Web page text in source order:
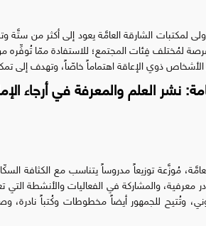
لمكتبات الشارقة العامَّة يعود إلى أكثر من
لمُختلف فِئات المجتمع؛ للاستفادة ممّا
الأشخاص ذوي الإعاقة اهتماماً خاصّاً، وتهدف إلى
نشر العلم والمعرفة في أرجاء
مُوزَّعة توزيعاً مدروساً يتناسب مع الكثافة
والمشاركة في الفعاليات والأنشطة